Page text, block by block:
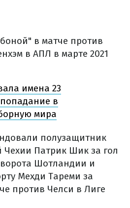
в матче против
в АПЛ в марте 2021
имена 23
в
мира
полузащитник
Чехии Патрик Шик за гол
Шотландии и
Мехди Тареми за
против Челси в Лиге